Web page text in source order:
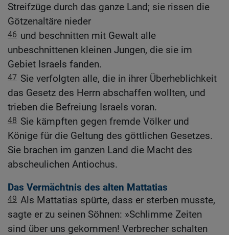
Streifzüge durch das ganze Land; sie rissen die
Götzenaltäre nieder
46 und beschnitten mit Gewalt alle
unbeschnittenen kleinen Jungen, die sie im
Gebiet Israels fanden.
47 Sie verfolgten alle, die in ihrer Überheblichkeit
das Gesetz des Herrn abschaffen wollten, und
trieben die Befreiung Israels voran.
48 Sie kämpften gegen fremde Völker und
Könige für die Geltung des göttlichen Gesetzes.
Sie brachen im ganzen Land die Macht des
abscheulichen Antiochus.
Das Vermächtnis des alten Mattatias
49 Als Mattatias spürte, dass er sterben musste,
sagte er zu seinen Söhnen: »Schlimme Zeiten
sind über uns gekommen! Verbrecher schalten